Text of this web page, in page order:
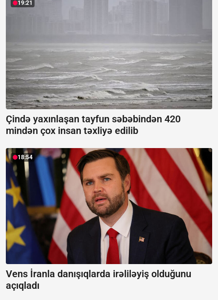
19:21
Çində yaxınlaşan tayfun səbəbindən 420
mindən çox insan təxliyə edilib
18:54
Vens İranla danışıqlarda irəliləyiş olduğunu
açıqladı